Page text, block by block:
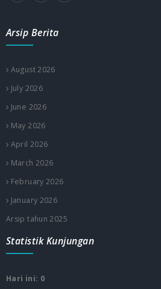
Arsip Berita
August 2026
July 2026
June 2026
May 2026
April 2026
March 2026
February 2026
January 2026
Arsip tahun 2025
Statistik Kunjungan
Hari ini: 0